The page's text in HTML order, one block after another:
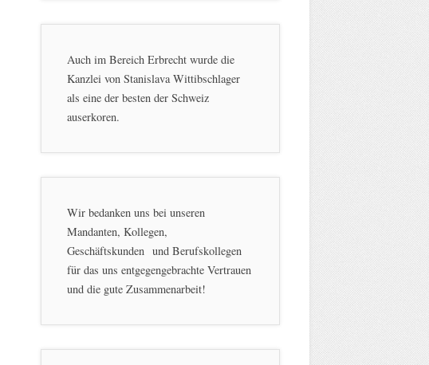
Auch im Bereich Erbrecht wurde die
Kanzlei von Stanislava Wittibschlager
als eine der besten der Schweiz
auserkoren.
Wir bedanken uns bei unseren
Mandanten, Kollegen,
Geschäftskunden und Berufskollegen
für das uns entgegengebrachte Vertrauen
und die gute Zusammenarbeit!